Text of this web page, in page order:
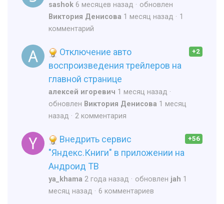
sashok 6 месяцев назад
обновлен
Виктория Денисова 1 месяц назад
1
комментарий
+2
Отключение авто
воспроизведения трейлеров на
главной странице
алексей игоревич 1 месяц назад
обновлен Виктория Денисова 1 месяц
назад
2 комментария
+56
Внедрить сервис
"Яндекс.Книги" в приложении на
Андроид ТВ
ya_khama 2 года назад обновлен jah 1
месяц назад
6 комментариев